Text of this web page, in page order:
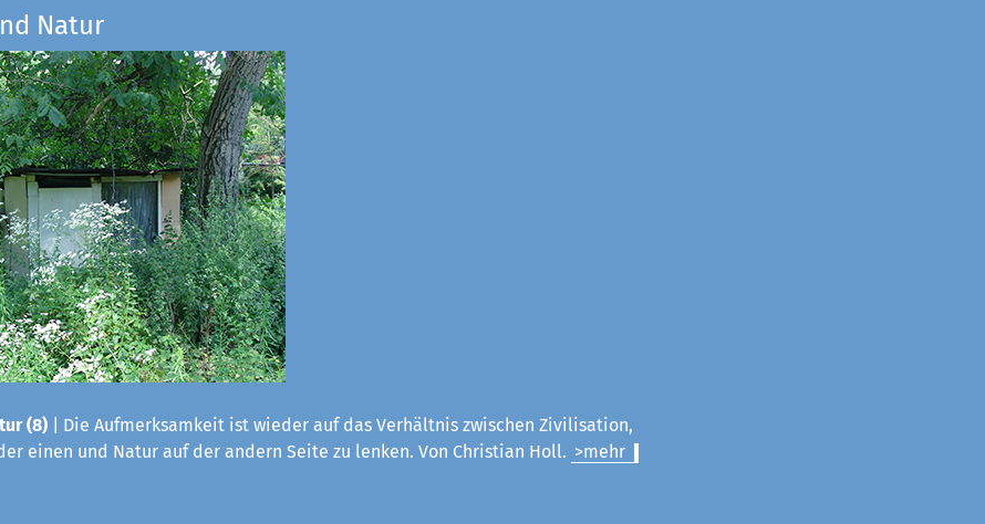
Natur
(8) | Die Aufmerksamkeit ist wieder auf das Verhältnis zwischen Zivilisation,
einen und Natur auf der andern Seite zu lenken. Von Christian Holl. >mehr